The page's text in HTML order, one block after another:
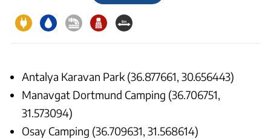
Antalya Karavan Park (36.877661, 30.656443)
Manavgat Dortmund Camping (36.706751,
31.573094)
Osay Camping (36.709631, 31.568614)